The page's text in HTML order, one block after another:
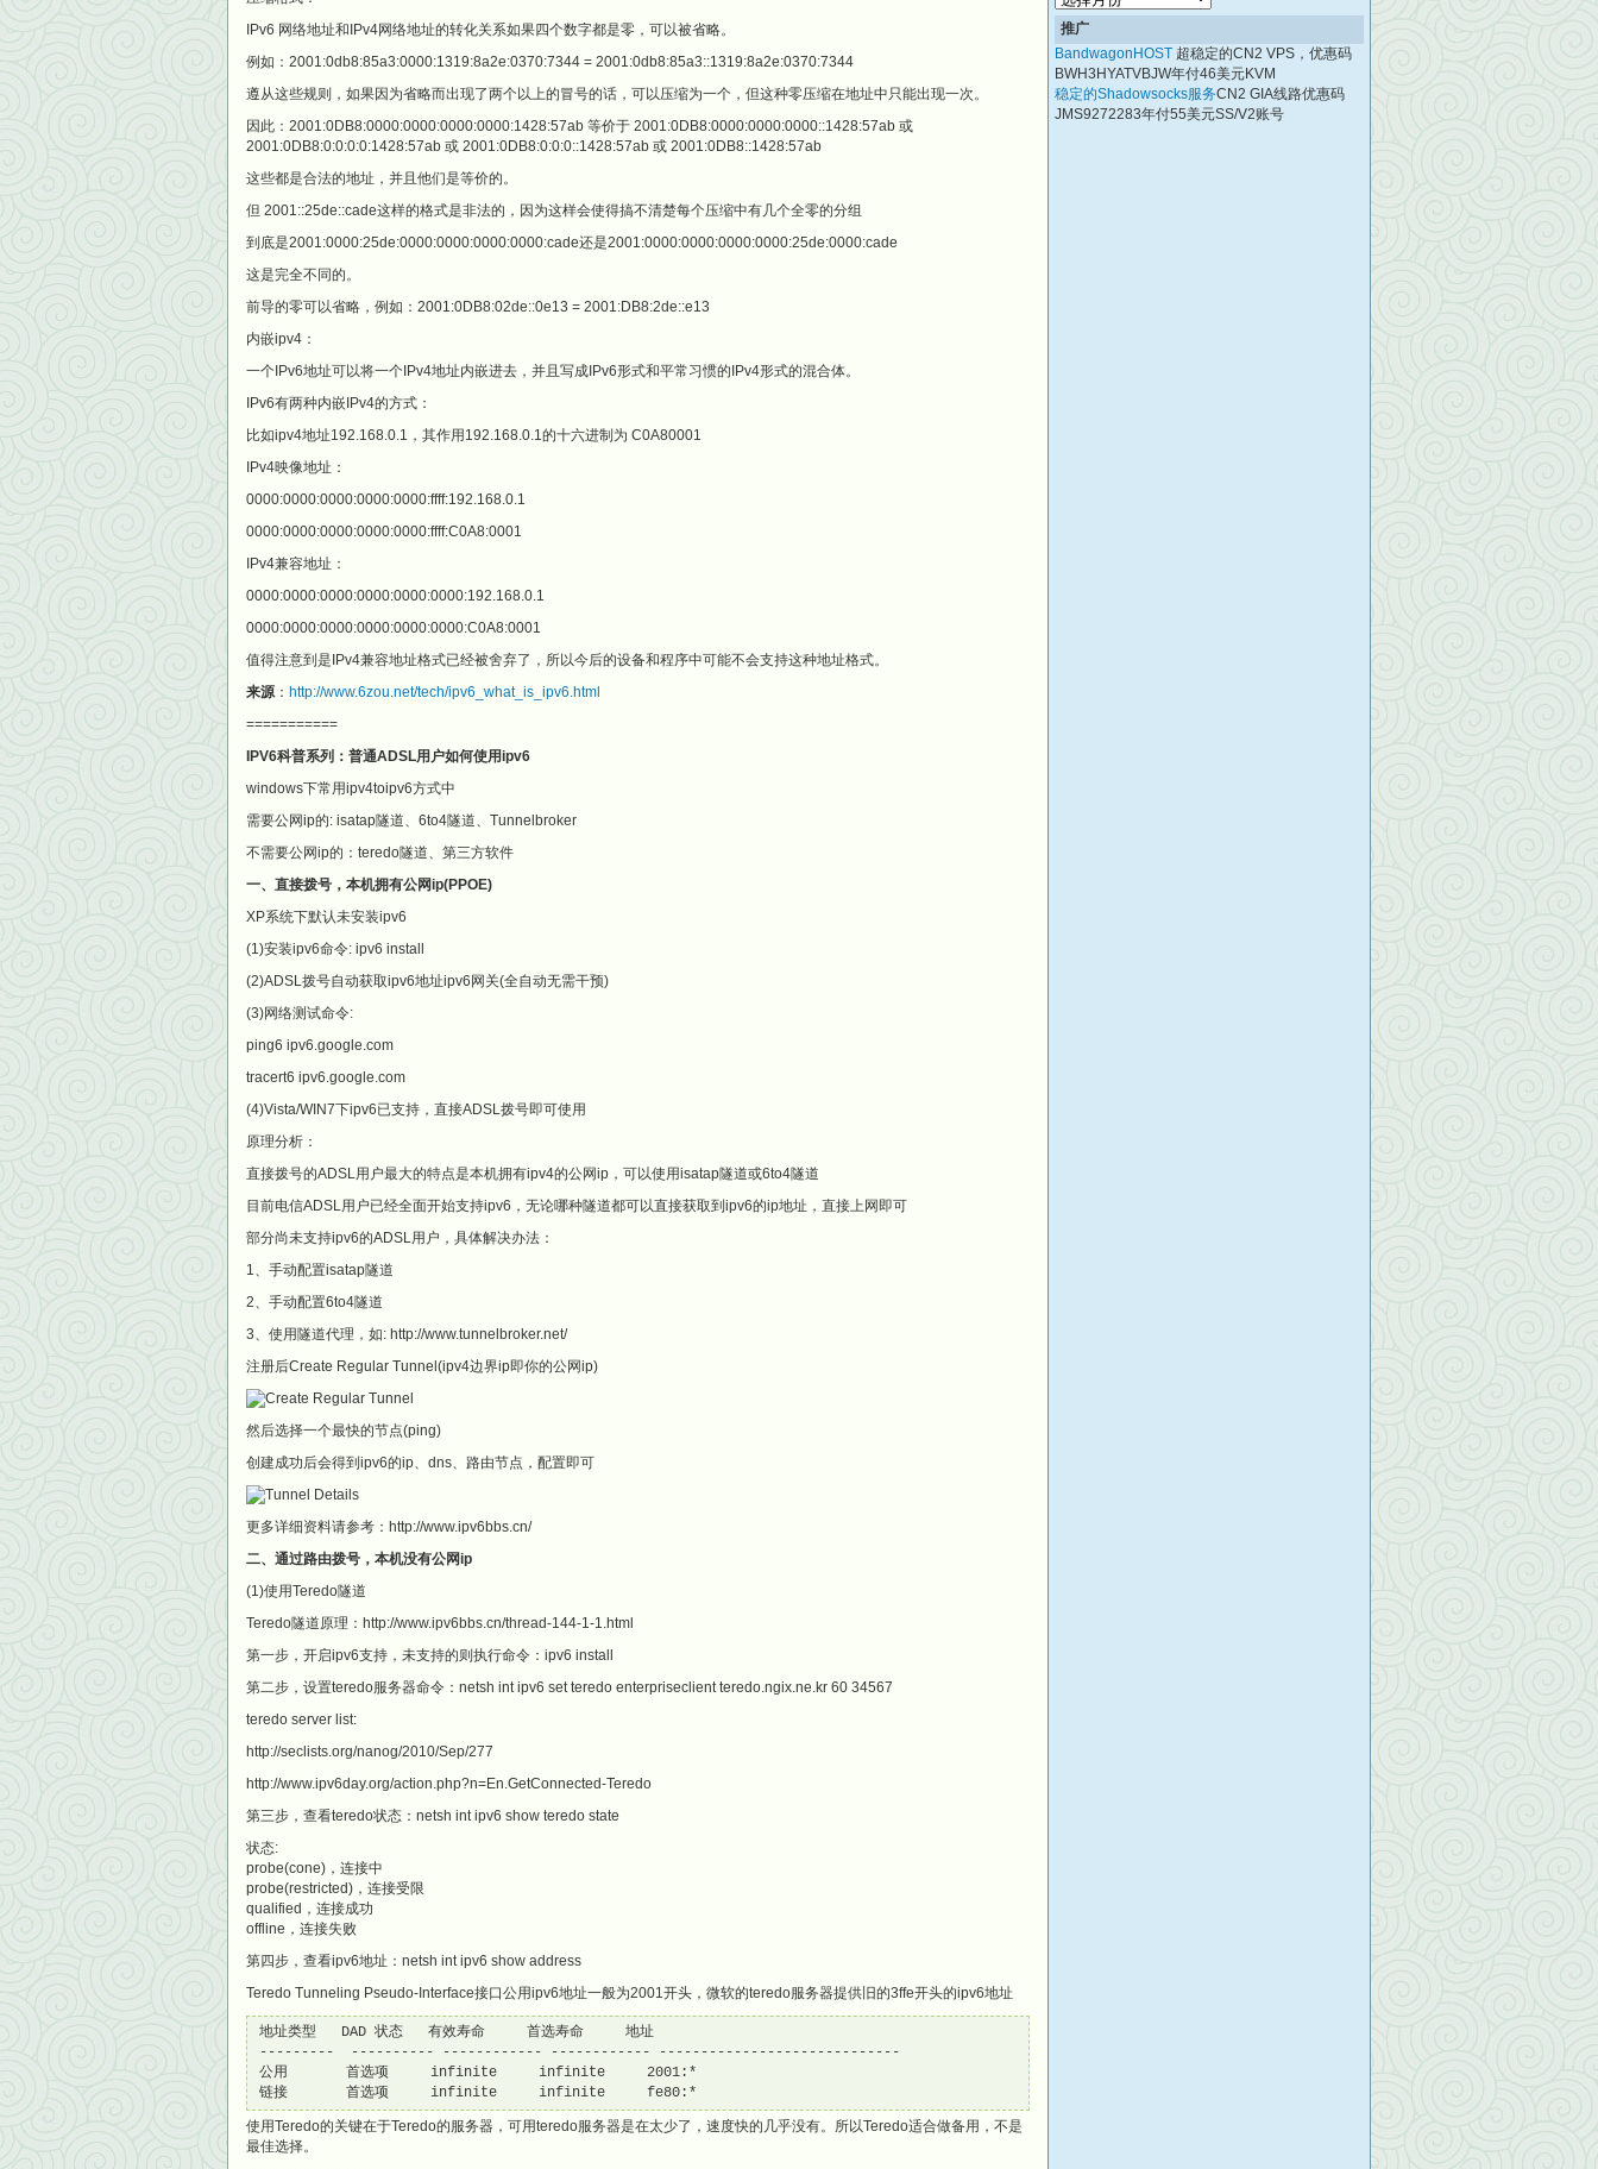
IPv6 网络地址和IPv4网络地址的转化关系如果四个数字都是零，可以被省略。
例如：2001:0db8:85a3:0000:1319:8a2e:0370:7344 = 2001:0db8:85a3::1319:8a2e:0370:7344
遵从这些规则，如果因为省略而出现了两个以上的冒号的话，可以压缩为一个，但这种零压缩在地址中只能出现一次。
因此：2001:0DB8:0000:0000:0000:0000:1428:57ab 等价于 2001:0DB8:0000:0000:0000::1428:57ab 或
2001:0DB8:0:0:0:0:1428:57ab 或 2001:0DB8:0:0:0::1428:57ab 或 2001:0DB8::1428:57ab
这些都是合法的地址，并且他们是等价的。
但 2001::25de::cade这样的格式是非法的，因为这样会使得搞不清楚每个压缩中有几个全零的分组
到底是2001:0000:25de:0000:0000:0000:0000:cade还是2001:0000:0000:0000:0000:25de:0000:cade
这是完全不同的。
前导的零可以省略，例如：2001:0DB8:02de::0e13 = 2001:DB8:2de::e13
内嵌ipv4：
一个IPv6地址可以将一个IPv4地址内嵌进去，并且写成IPv6形式和平常习惯的IPv4形式的混合体。
IPv6有两种内嵌IPv4的方式：
比如ipv4地址192.168.0.1，其作用192.168.0.1的十六进制为 C0A80001
IPv4映像地址：
0000:0000:0000:0000:0000:ffff:192.168.0.1
0000:0000:0000:0000:0000:ffff:C0A8:0001
IPv4兼容地址：
0000:0000:0000:0000:0000:0000:192.168.0.1
0000:0000:0000:0000:0000:0000:C0A8:0001
值得注意到是IPv4兼容地址格式已经被舍弃了，所以今后的设备和程序中可能不会支持这种地址格式。
来源： http://www.6zou.net/tech/ipv6_what_is_ipv6.html
===========
IPV6科普系列：普通ADSL用户如何使用ipv6
windows下常用ipv4toipv6方式中
需要公网ip的: isatap隧道、6to4隧道、Tunnelbroker
不需要公网ip的：teredo隧道、第三方软件
一、直接拨号，本机拥有公网ip(PPOE)
XP系统下默认未安装ipv6
(1)安装ipv6命令: ipv6 install
(2)ADSL拨号自动获取ipv6地址ipv6网关(全自动无需干预)
(3)网络测试命令:
ping6 ipv6.google.com
tracert6 ipv6.google.com
(4)Vista/WIN7下ipv6已支持，直接ADSL拨号即可使用
原理分析：
直接拨号的ADSL用户最大的特点是本机拥有ipv4的公网ip，可以使用isatap隧道或6to4隧道
目前电信ADSL用户已经全面开始支持ipv6，无论哪种隧道都可以直接获取到ipv6的ip地址，直接上网即可
部分尚未支持ipv6的ADSL用户，具体解决办法：
1、手动配置isatap隧道
2、手动配置6to4隧道
3、使用隧道代理，如: http://www.tunnelbroker.net/
注册后Create Regular Tunnel(ipv4边界ip即你的公网ip)
然后选择一个最快的节点(ping)
创建成功后会得到ipv6的ip、dns、路由节点，配置即可
更多详细资料请参考：http://www.ipv6bbs.cn/
二、通过路由拨号，本机没有公网ip
(1)使用Teredo隧道
Teredo隧道原理：http://www.ipv6bbs.cn/thread-144-1-1.html
第一步，开启ipv6支持，未支持的则执行命令：ipv6 install
第二步，设置teredo服务器命令：netsh int ipv6 set teredo enterpriseclient teredo.ngix.ne.kr 60 34567
teredo server list:
http://seclists.org/nanog/2010/Sep/277
http://www.ipv6day.org/action.php?n=En.GetConnected-Teredo
第三步，查看teredo状态：netsh int ipv6 show teredo state
状态:
probe(cone)，连接中
probe(restricted)，连接受限
qualified，连接成功
offline，连接失败
第四步，查看ipv6地址：netsh int ipv6 show address
Teredo Tunneling Pseudo-Interface接口公用ipv6地址一般为2001开头，微软的teredo服务器提供旧的3ffe开头的ipv6地址
地址类型   DAD 状态   有效寿命     首选寿命     地址
---------  ---------- ------------ ------------ -----------------------------
公用       首选项     infinite     infinite     2001:*
链接       首选项     infinite     infinite     fe80:*
使用Teredo的关键在于Teredo的服务器，可用teredo服务器是在太少了，速度快的几乎没有。所以Teredo适合做备用，不是
最佳选择。
档
推广
BandwagonHOST 超稳定的CN2 VPS，优惠码
BWH3HYATVBJW年付46美元KVM
稳定的Shadowsocks服务CN2 GIA线路优惠码
JMS9272283年付55美元SS/V2账号